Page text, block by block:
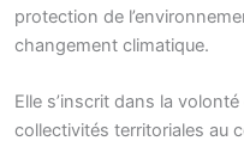
protection de
changement climatique.
Elle s’inscrit dans la
collectivités territoriales au